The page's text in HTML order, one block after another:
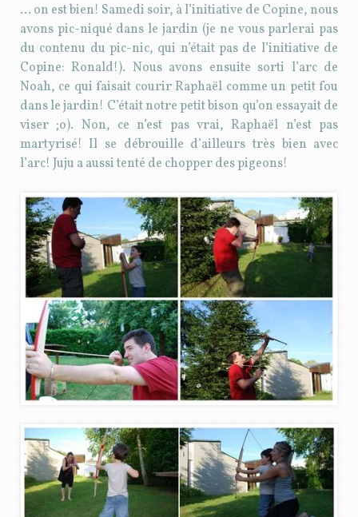
… on est bien! Samedi soir, à l’initiative de Copine, nous
avons pic-niqué dans le jardin (je ne vous parlerai pas
du contenu du pic-nic, qui n’était pas de l’initiative de
Copine: Ronald!). Nous avons ensuite sorti l’arc de
Noah, ce qui faisait courir Raphaël comme un petit fou
dans le jardin! C’était notre petit bison qu’on essayait de
viser ;o). Non, ce n’est pas vrai, Raphaël n’est pas
martyrisé! Il se débrouille d’ailleurs très bien avec
l’arc! Juju a aussi tenté de chopper des pigeons!